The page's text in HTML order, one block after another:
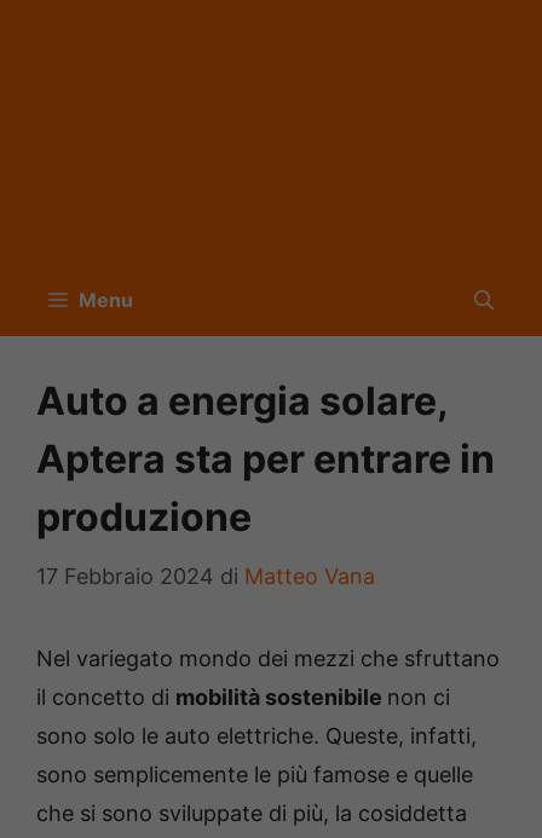
Menu
Auto a energia solare,
Aptera sta per entrare in
produzione
17 Febbraio 2024 di Matteo Vana
Nel variegato mondo dei mezzi che sfruttano
il concetto di mobilità sostenibile non ci
sono solo le auto elettriche. Queste, infatti,
sono semplicemente le più famose e quelle
che si sono sviluppate di più, la cosiddetta